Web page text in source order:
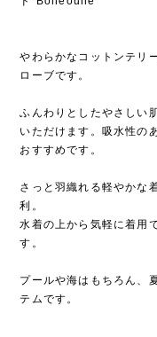
やわらかなコットンテリ
ローブです。
ふんわりとしたやさしい
いただけます。吸水性の
おすすめです。
さっと羽織れる軽やかな
利。
水着の上から気軽に着用
す。
プールや海はもちろん、
テムです。